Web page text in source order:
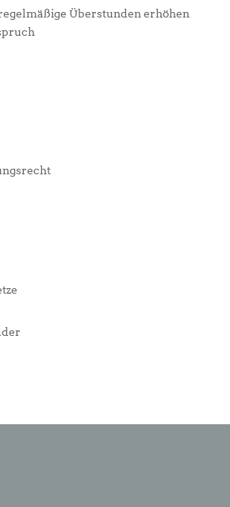
Überstunden erhöhen